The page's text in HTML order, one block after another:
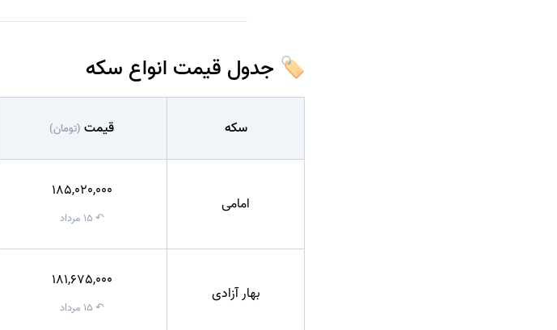
🏷️ جدول قیمت انواع سکه
سکه قیمت (تومان)
امامی
185,020,000
↶ ۱۵ مرداد
بهار آزادی
181,675,000
↶ ۱۵ مرداد